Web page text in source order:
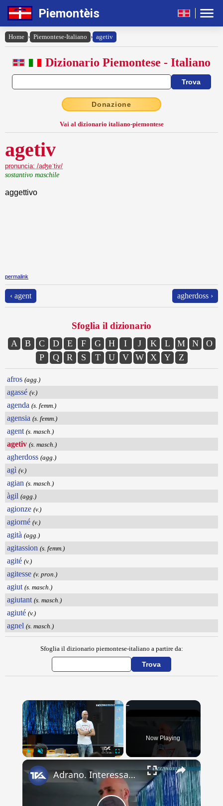
Piemontèis
Home › Piemontese-Italiano › agetiv
Dizionario Piemontese - Italiano
Donazione
Vai al dizionario italiano-piemontese
agetiv
pronuncia: /aʤeˈtiv/
sostantivo maschile
aggettivo
permalink
‹ agent agherdoss ›
Sfoglia il dizionario
A B C D E F G H I J K L M N
O
P
Q R S T U V W X Y Z
afros (agg.)
agassé (v.)
agenda (s. femm.)
agensia (s. femm.)
agent (s. masch.)
agetiv (s. masch.)
agherdoss (agg.)
agì (v.)
agian (s. masch.)
àgil (agg.)
agionze (v.)
agiorné (v.)
agità (agg.)
agitassion (s. femm.)
agité (v.)
agitesse (v. pron.)
agiut (s. masch.)
agiutant (s. masch.)
agiuté (v.)
agnel (s. masch.)
Sfoglia il dizionario piemontese-italiano a partire da:
×
Now Playing
×
Adrano. Interessante incontro al liceo “Verga” con il prof. Fabio Gamberini. Studenti del Linguistic